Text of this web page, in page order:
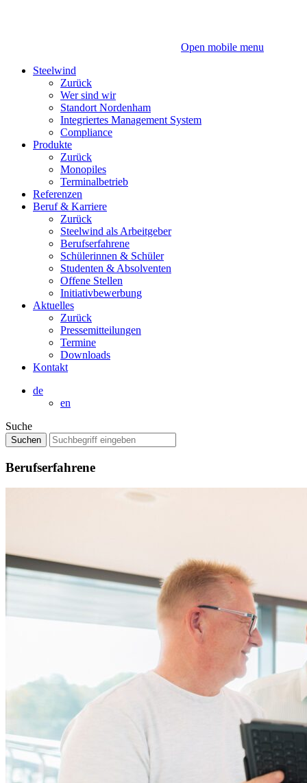
Open mobile menu
Steelwind
Zurück
Wer sind wir
Standort Nordenham
Integriertes Management System
Compliance
Produkte
Zurück
Monopiles
Terminalbetrieb
Referenzen
Beruf & Karriere
Zurück
Steelwind als Arbeitgeber
Berufserfahrene
Schülerinnen & Schüler
Studenten & Absolventen
Offene Stellen
Initiativbewerbung
Aktuelles
Zurück
Pressemitteilungen
Termine
Downloads
Kontakt
de
en
Suche
Berufserfahrene